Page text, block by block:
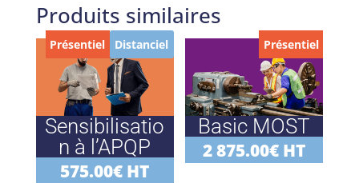
Produits similaires
Présentiel Distanciel
Sensibilisatio
n à l’APQP
575.00€ HT
Présentiel
Basic MOST
2 875.00€ HT